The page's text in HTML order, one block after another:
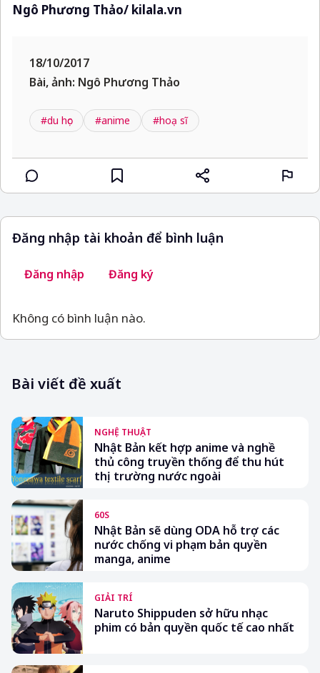
Ngô Phương Thảo/ kilala.vn
18/10/2017
Bài, ảnh: Ngô Phương Thảo
#du học #anime #hoạ sĩ
Đăng nhập tài khoản để bình luận
Đăng nhập Đăng ký
Không có bình luận nào.
Bài viết đề xuất
NGHỆ THUẬT
Nhật Bản kết hợp anime và nghề
thủ công truyền thống để thu hút
thị trường nước ngoài
60S
Nhật Bản sẽ dùng ODA hỗ trợ các
nước chống vi phạm bản quyền
manga, anime
GIẢI TRÍ
Naruto Shippuden sở hữu nhạc
phim có bản quyền quốc tế cao nhất